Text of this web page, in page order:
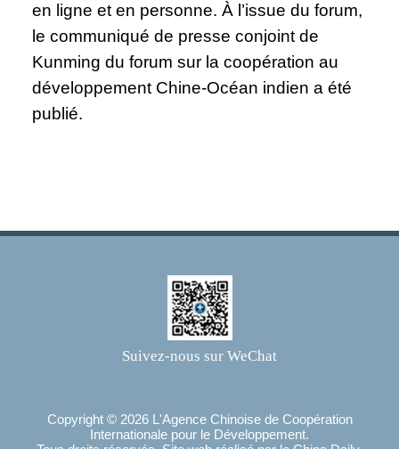
en ligne et en personne. À l’issue du forum,
le communiqué de presse conjoint de
Kunming du forum sur la coopération au
développement Chine-Océan indien a été
publié.
Suivez-nous sur WeChat
Copyright © 2026 L'Agence Chinoise de Coopération
Internationale pour le Développement.